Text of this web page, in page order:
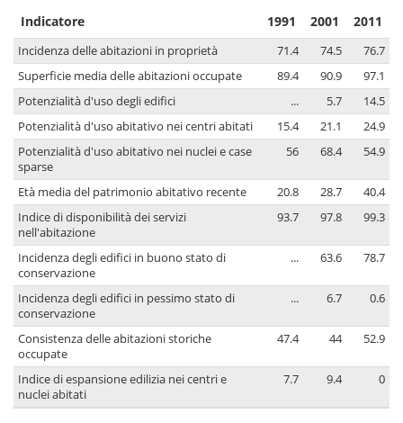
Indicatore 1991 2001 2011
Incidenza delle abitazioni in proprietà 71.4 74.5
76.7
Superficie media delle abitazioni occupate
89.4 90.9
97.1
Potenzialità d'uso degli edifici
... 5.7
14.5
Potenzialità d'uso abitativo nei centri abitati
15.4 21.1
24.9
Potenzialità d'uso abitativo nei nuclei e case
sparse
56 68.4 54.9
Età media del patrimonio abitativo recente 20.8 28.7
40.4
Indice di disponibilità dei servizi
nell'abitazione
93.7 97.8 99.3
Incidenza degli edifici in buono stato di
conservazione
... 63.6 78.7
Incidenza degli edifici in pessimo stato di
conservazione
... 6.7 0.6
Consistenza delle abitazioni storiche
occupate
47.4 44 52.9
Indice di espansione edilizia nei centri e
nuclei abitati
7.7 9.4 0